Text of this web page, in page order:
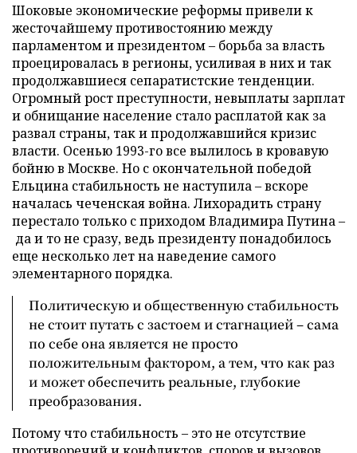
Шоковые экономические реформы привели к
жесточайшему противостоянию между
парламентом и президентом – борьба за власть
проецировалась в регионы, усиливая в них и так
продолжавшиеся сепаратистские тенденции.
Огромный рост преступности, невыплаты зарплат
и обнищание население стало расплатой как за
развал страны, так и продолжавшийся кризис
власти. Осенью 1993-го все вылилось в кровавую
бойню в Москве. Но с окончательной победой
Ельцина стабильность не наступила – вскоре
началась чеченская война. Лихорадить страну
перестало только с приходом Владимира Путина –
да и то не сразу, ведь президенту понадобилось
еще несколько лет на наведение самого
элементарного порядка.
Политическую и общественную стабильность
не стоит путать с застоем и стагнацией – сама
по себе она является не просто
положительным фактором, а тем, что как раз
и может обеспечить реальные, глубокие
преобразования.
Потому что стабильность – это не отсутствие